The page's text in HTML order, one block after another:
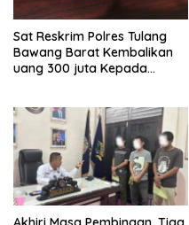
Sat Reskrim Polres Tulang
Bawang Barat Kembalikan
uang 300 juta Kepada